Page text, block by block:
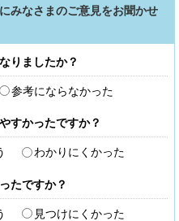
みなさまのご意見をお聞かせ
りましたか？
参考にならなかった
すかったですか？
わかりにくかった
たですか？
見つけにくかった